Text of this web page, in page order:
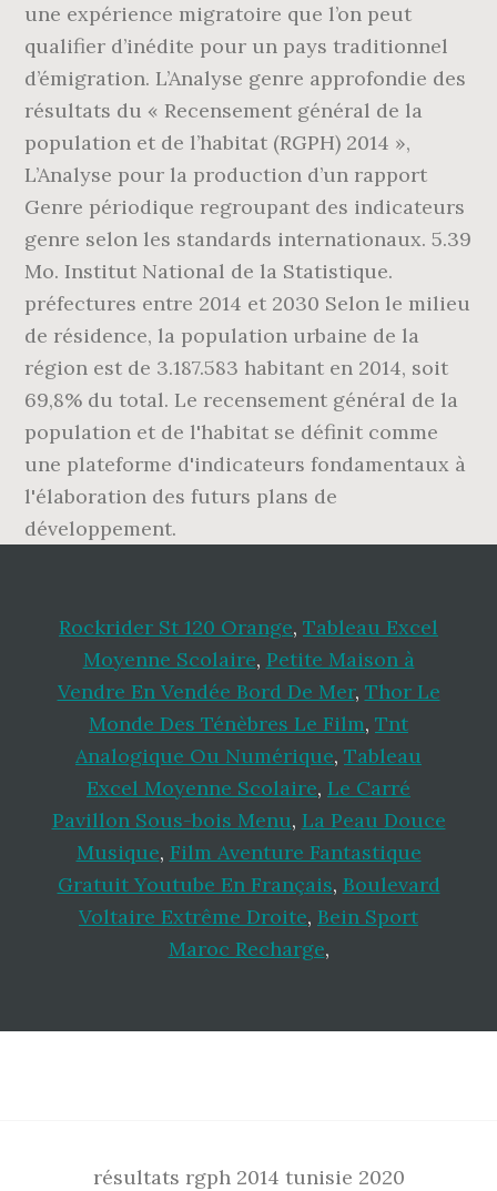
une expérience migratoire que l’on peut
qualifier d’inédite pour un pays traditionnel
d’émigration. L’Analyse genre approfondie des
résultats du « Recensement général de la
population et de l’habitat (RGPH) 2014 »,
L’Analyse pour la production d’un rapport
Genre périodique regroupant des indicateurs
genre selon les standards internationaux. 5.39
Mo. Institut National de la Statistique.
préfectures entre 2014 et 2030 Selon le milieu
de résidence, la population urbaine de la
région est de 3.187.583 habitant en 2014, soit
69,8% du total. Le recensement général de la
population et de l'habitat se définit comme
une plateforme d'indicateurs fondamentaux à
l'élaboration des futurs plans de
développement.
Rockrider St 120 Orange, Tableau Excel
Moyenne Scolaire, Petite Maison à
Vendre En Vendée Bord De Mer, Thor Le
Monde Des Ténèbres Le Film, Tnt
Analogique Ou Numérique, Tableau
Excel Moyenne Scolaire, Le Carré
Pavillon Sous-bois Menu, La Peau Douce
Musique, Film Aventure Fantastique
Gratuit Youtube En Français, Boulevard
Voltaire Extrême Droite, Bein Sport
Maroc Recharge,
résultats rgph 2014 tunisie 2020